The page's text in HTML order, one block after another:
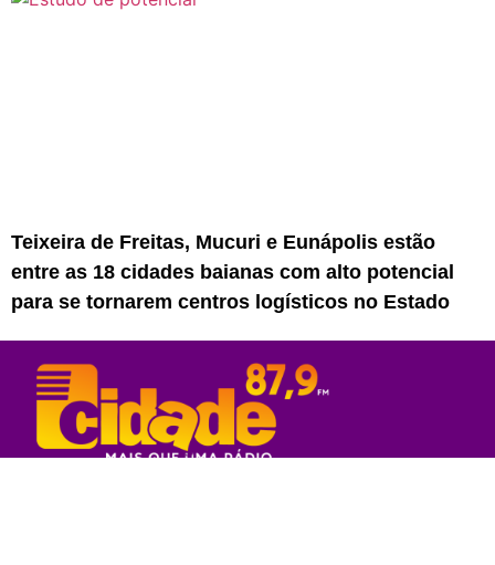
Teixeira de Freitas, Mucuri e Eunápolis estão
entre as 18 cidades baianas com alto potencial
para se tornarem centros logísticos no Estado